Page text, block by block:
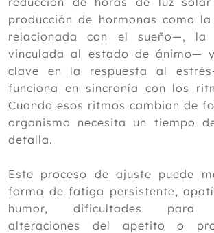
bienestar de los
taekwondo
Cómo combatir el
invierno con Medicina
China
Medicina
tratamiento de la
Febrero
Enero
2024
2023
2022
producción de hormonas como
relacionada con el sueño—, la
vinculada al estado de ánimo—
clave en la respuesta al
funciona en sincronía con los
Cuando esos ritmos cambian de
organismo necesita un tiempo
detalla.
Este proceso de ajuste puede
forma de fatiga persistente,
humor, dificultades para
alteraciones del apetito o